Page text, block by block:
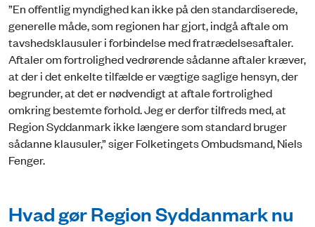
”En offentlig myndighed kan ikke på den standardiserede,
generelle måde, som regionen har gjort, indgå aftale om
tavshedsklausuler i forbindelse med fratrædelsesaftaler.
Aftaler om fortrolighed vedrørende sådanne aftaler kræver,
at der i det enkelte tilfælde er vægtige saglige hensyn, der
begrunder, at det er nødvendigt at aftale fortrolighed
omkring bestemte forhold. Jeg er derfor tilfreds med, at
Region Syddanmark ikke længere som standard bruger
sådanne klausuler,” siger Folketingets Ombudsmand, Niels
Fenger.
Hvad gør Region Syddanmark nu